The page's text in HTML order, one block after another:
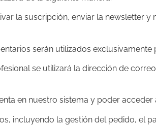
la suscripción, enviar la newsletter
serán utilizados
se utilizará la dirección de
en nuestro sistema y poder acceder
incluyendo la gestión del pedido, el